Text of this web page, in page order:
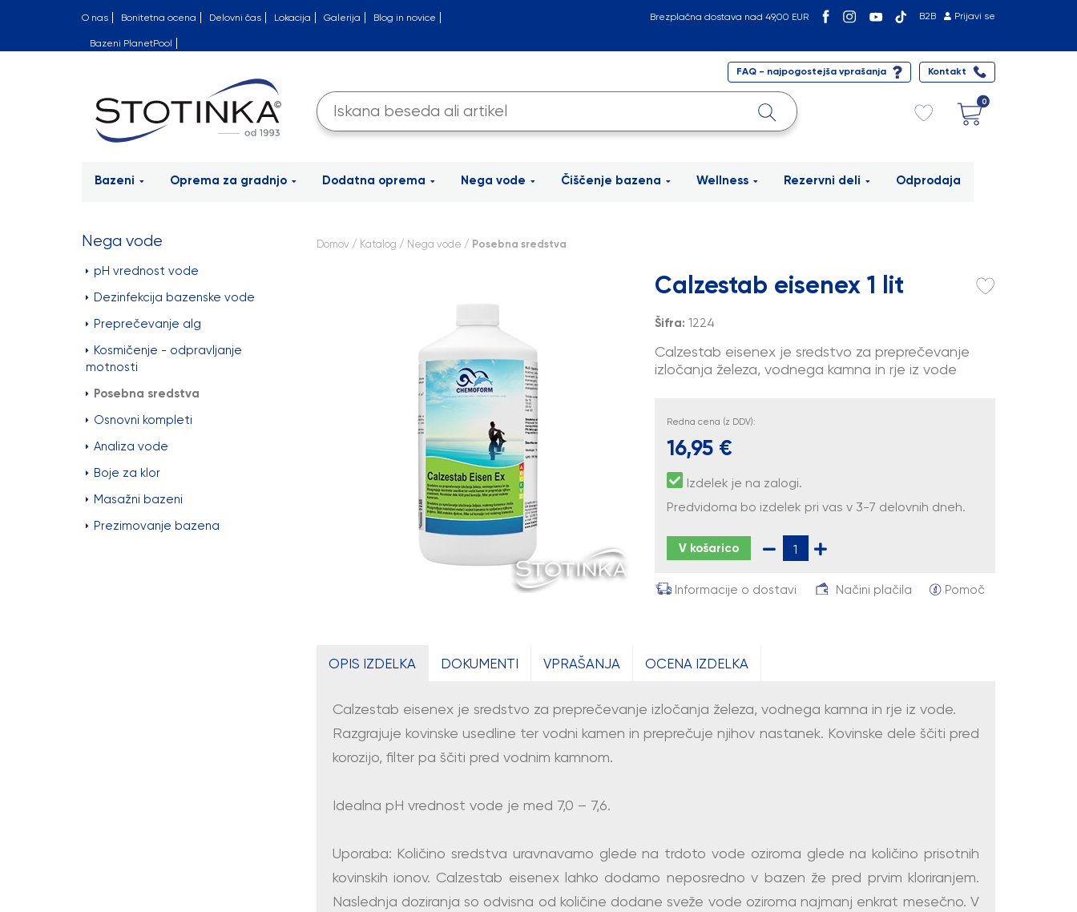
O nas Bonitetna ocena Delovni čas Lokacija Galerija Blog in novice
Bazeni PlanetPool
B2B Prijavi se
Brezplačna dostava nad 49,00 EUR
FAQ - najpogostejša vprašanja Kontakt
0
Bazeni Oprema za gradnjo Dodatna oprema Nega vode Čiščenje bazena Wellness Rezervni deli Odprodaja
Nega vode
pH vrednost vode
Dezinfekcija bazenske vode
Preprečevanje alg
Kosmičenje - odpravljanje
motnosti
Posebna sredstva
Osnovni kompleti
Analiza vode
Boje za klor
Masažni bazeni
Prezimovanje bazena
Domov/ Katalog / Nega vode / Posebna sredstva
Calzestab eisenex 1 lit
Šifra: 1224
Calzestab eisenex je sredstvo za preprečevanje
izločanja železa, vodnega kamna in rje iz vode
Redna cena (z DDV):
16,95 €
Izdelek je na zalogi.
Predvidoma bo izdelek pri vas v 3-7 delovnih dneh.
V košarico
Informacije o dostavi Načini plačila Pomoč
OPIS IZDELKA DOKUMENTI VPRAŠANJA OCENA IZDELKA
Calzestab eisenex je sredstvo za preprečevanje izločanja železa, vodnega kamna in rje iz vode.
Razgrajuje kovinske usedline ter vodni kamen in preprečuje njihov nastanek. Kovinske dele ščiti pred
korozijo, filter pa ščiti pred vodnim kamnom.
Idealna pH vrednost vode je med 7,0 – 7,6.
Uporaba: Količino sredstva uravnavamo glede na trdoto vode oziroma glede na količino prisotnih
kovinskih ionov. Calzestab eisenex lahko dodamo neposredno v bazen že pred prvim kloriranjem.
Naslednja doziranja so odvisna od količine dodane sveže vode oziroma najmanj enkrat mesečno. V